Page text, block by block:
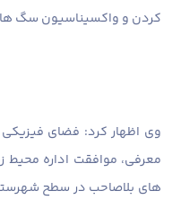
کردن و واکسیناسیون سگ
وی اظهار کرد: فضای
معرفی، موافقت اداره
های بلاصاحب در سطح